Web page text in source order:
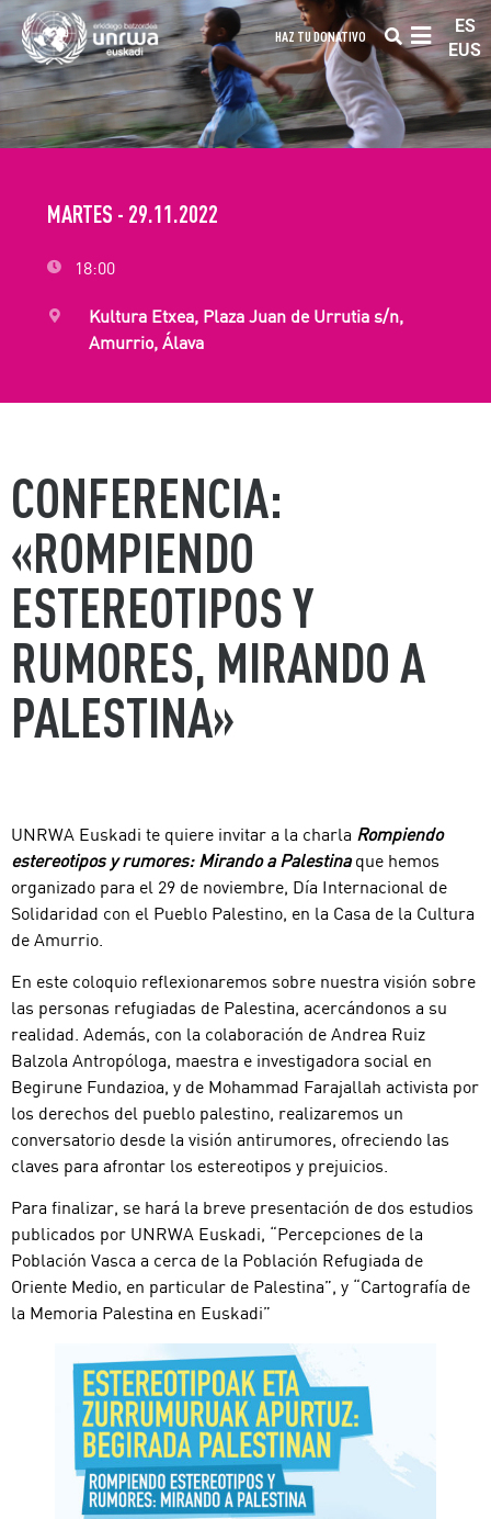
HAZ TU DONATIVO
ES
EUS
MARTES - 29.11.2022
18:00
Kultura Etxea, Plaza Juan de Urrutia s/n,
Amurrio, Álava
CONFERENCIA:
«ROMPIENDO
ESTEREOTIPOS Y
RUMORES, MIRANDO A
PALESTINA»
UNRWA Euskadi te quiere invitar a la charla Rompiendo
estereotipos y rumores: Mirando a Palestinaque hemos
organizado para el 29 de noviembre, Día Internacional de
Solidaridad con el Pueblo Palestino, en la Casa de la Cultura
de Amurrio.
En este coloquio reflexionaremos sobre nuestra visión sobre
las personas refugiadas de Palestina, acercándonos a su
realidad. Además, con la colaboración de Andrea Ruiz
Balzola Antropóloga, maestra e investigadora social en
Begirune Fundazioa, y de Mohammad Farajallah activista por
los derechos del pueblo palestino, realizaremos un
conversatorio desde la visión antirumores, ofreciendo las
claves para afrontar los estereotipos y prejuicios.
Para finalizar, se hará la breve presentación de dos estudios
publicados por UNRWA Euskadi, “Percepciones de la
Población Vasca a cerca de la Población Refugiada de
Oriente Medio, en particular de Palestina”, y “Cartografía de
la Memoria Palestina en Euskadi”